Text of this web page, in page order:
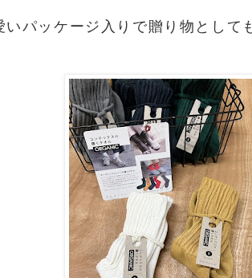
いパッケージ入りで贈り物として